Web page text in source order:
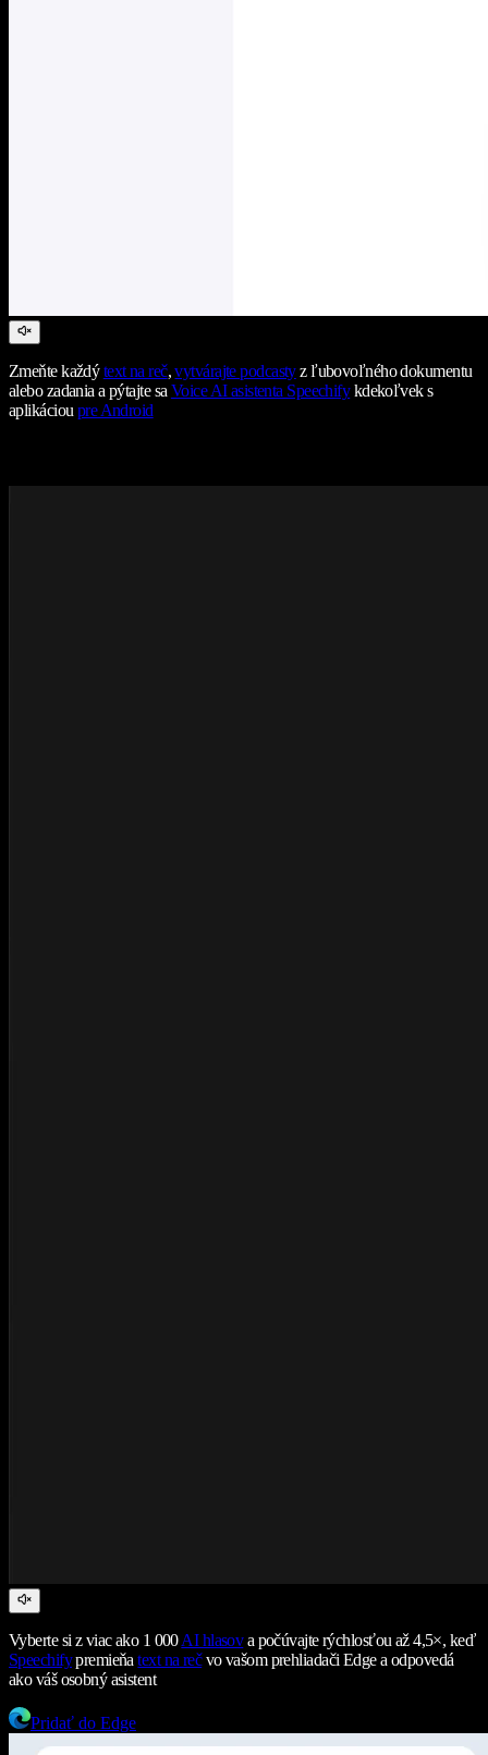
Zmeňte každýtext na reč,vytvárajte podcastyz ľubovoľného dokumentu
alebo zadania a pýtajte saVoice AI asistenta Speechifykdekoľvek s
aplikácioupre Android
Vyberte si z viac ako 1 000AI hlasova počúvajte rýchlosťou až 4,5×, keď
Speechifypremieňatext na rečvo vašom prehliadači Edge a odpovedá
ako váš osobný asistent
Pridať do Edge